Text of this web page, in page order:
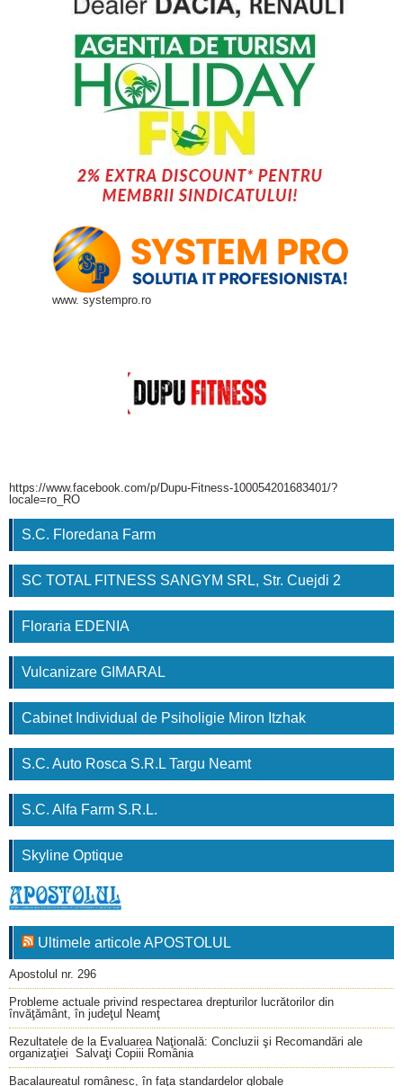
www. systempro.ro
https://www.facebook.com/p/Dupu-Fitness-100054201683401/?
locale=ro_RO
S.C. Floredana Farm
SC TOTAL FITNESS SANGYM SRL, Str. Cuejdi 2
Floraria EDENIA
Vulcanizare GIMARAL
Cabinet Individual de Psiholigie Miron Itzhak
S.C. Auto Rosca S.R.L Targu Neamt
S.C. Alfa Farm S.R.L.
Skyline Optique
Ultimele articole APOSTOLUL
Apostolul nr. 296
Probleme actuale privind respectarea drepturilor lucrătorilor din
învăţământ, în judeţul Neamţ
Rezultatele de la Evaluarea Naţională: Concluzii şi Recomandări ale
organizaţiei Salvaţi Copiii România
Bacalaureatul românesc, în faţa standardelor globale